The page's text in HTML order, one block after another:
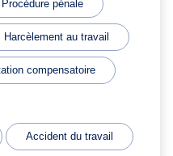
Procédure pénale
Harcèlement au travail
compensatoire
Accident du travail